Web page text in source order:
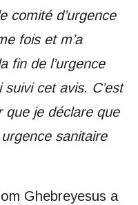
comité d’urgence
fois et m’a
fin de l’urgence
suivi cet avis. C’est
que je déclare que
sanitaire
Ghebreyesus a